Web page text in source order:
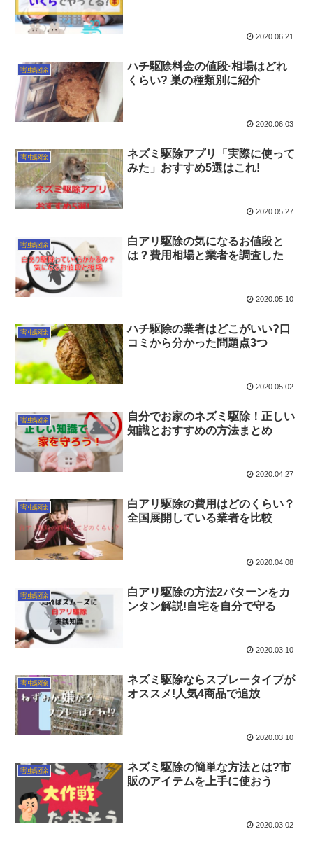
2020.06.21
害虫駆除
ハチ駆除料金の値段·相場はどれ
くらい? 巣の種類別に紹介
2020.06.03
害虫駆除
ネズミ駆除アプリ「実際に使って
みた」おすすめ5選はこれ!
2020.05.27
害虫駆除
白アリ駆除の気になるお値段と
は？費用相場と業者を調査した
2020.05.10
害虫駆除
ハチ駆除の業者はどこがいい?口
コミから分かった問題点3つ
2020.05.02
害虫駆除
自分でお家のネズミ駆除！正しい
知識とおすすめの方法まとめ
2020.04.27
害虫駆除
白アリ駆除の費用はどのくらい？
全国展開している業者を比較
2020.04.08
害虫駆除
白アリ駆除の方法2パターンをカ
ンタン解説!自宅を自分で守る
2020.03.10
害虫駆除
ネズミ駆除ならスプレータイプが
オススメ!人気4商品で追放
2020.03.10
害虫駆除
ネズミ駆除の簡単な方法とは?市
販のアイテムを上手に使おう
2020.03.02